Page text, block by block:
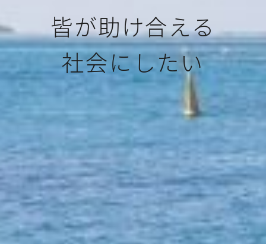
皆が助け合える
社会にしたい